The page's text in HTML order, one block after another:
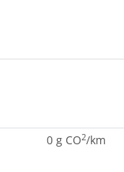
0 g CO2/km